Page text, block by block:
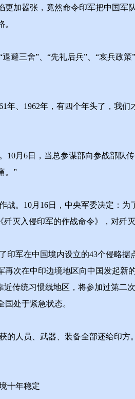
嚣张，竟然命令印军把中国军
舍”、“先礼后兵”、“哀兵政策
、1962年，有四个年头了，我们
月6日，当总参谋部向参战部队
。”
10月16日，中央军委决定：为
灭入侵印军的作战命令》，对歼
在中国境内设立的43个侵略据
次在中印边境地区向中国发起新
传统习惯线地区，将参加过第二
处于紧急状态。
员、武器、装备全部还给印方
十年稳定